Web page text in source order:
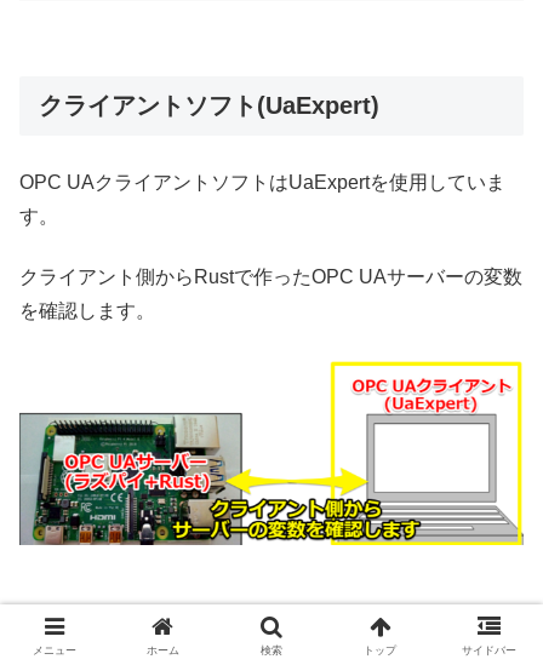
クライアントソフト(UaExpert)
OPC UAクライアントソフトはUaExpertを使用していま
す。
クライアント側からRustで作ったOPC UAサーバーの変数
を確認します。
UaExpertのダウンロード・使い方を下記記事で紹介して
メニュー ホーム 検索 トップ サイドバー